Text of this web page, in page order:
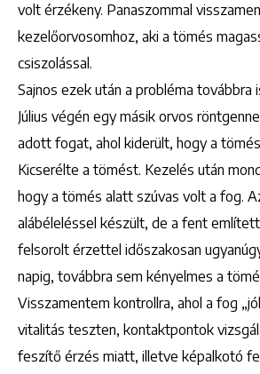
volt érzékeny. Panaszommal
kezelőorvosomhoz, aki a tömés
csiszolással.
Sajnos ezek után a probléma továbbra
Július végén egy másik orvos
adott fogat, ahol kiderült, hogy a
Kicserélte a tömést. Kezelés után
hogy a tömés alatt szúvas volt a fog.
alábéleléssel készült, de a fent
felsorolt érzettel időszakosan
napig, továbbra sem kényelmes a
Visszamentem kontrollra, ahol a fog
vitalitás teszten, kontaktpontok
feszítő érzés miatt, illetve képalkotó